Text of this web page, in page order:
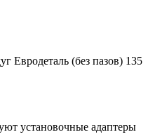
Евродеталь (без пазов) 135
установочные адаптеры